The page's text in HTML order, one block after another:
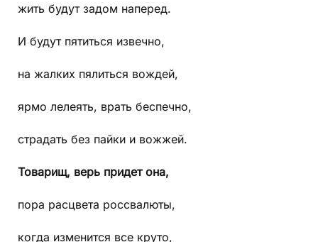
жить будут задом наперед.
И будут пятиться извечно,
на жалких пялиться вождей,
ярмо лелеять, врать беспечно,
страдать без пайки и вожжей.
Товарищ, верь придет она,
пора расцвета россвалюты,
когда изменится все круто,